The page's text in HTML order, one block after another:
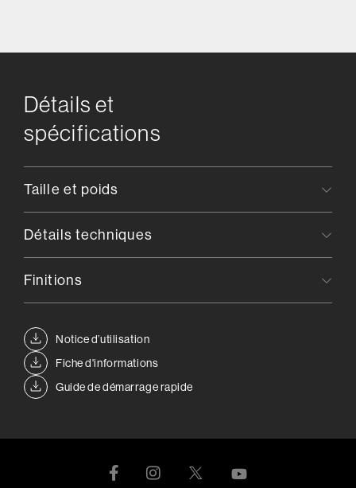
Détails et
spécifications
Notice d’utilisation
Fiche d'informations
Guide de démarrage rapide
Taille et poids
Détails techniques
Finitions